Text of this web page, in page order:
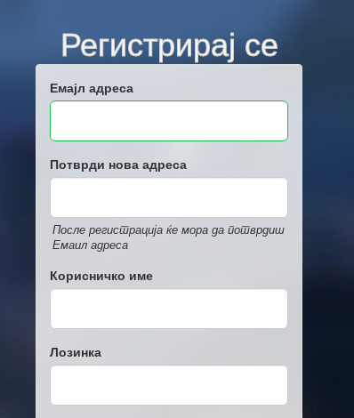
Регистрирај се
Емајл адреса
Потврди нова адреса
После регистрација ќе мора да потврдиш
Емаил адреса
Корисничко име
Лозинка